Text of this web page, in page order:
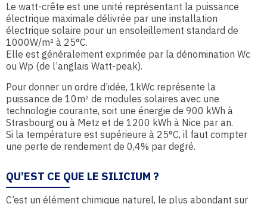
Le watt-crête est une unité représentant la puissance
électrique maximale délivrée par une installation
électrique solaire pour un ensoleillement standard de
1000W/m² à 25°C.
Elle est généralement exprimée par la dénomination Wc
ou Wp (de l’anglais Watt-peak).
Pour donner un ordre d’idée, 1kWc représente la
puissance de 10m² de modules solaires avec une
technologie courante, soit une énergie de 900 kWh à
Strasbourg ou à Metz et de 1200 kWh à Nice par an.
Si la température est supérieure à 25°C, il faut compter
une perte de rendement de 0,4% par degré.
QU’EST CE QUE LE SILICIUM ?
C’est un élément chimique naturel, le plus abondant sur